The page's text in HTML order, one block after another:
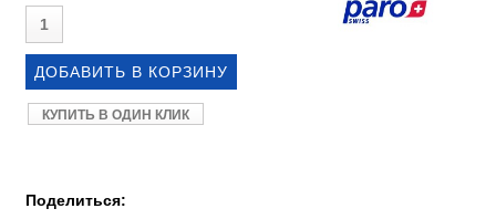
КУПИТЬ В ОДИН КЛИК
Поделиться: